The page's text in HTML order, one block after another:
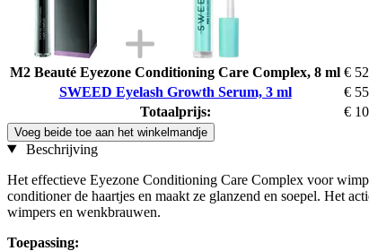
M2 Beauté Eyezone Conditioning Care Complex, 8 ml €
SWEED Eyelash Growth Serum, 3 ml
€
Totaalprijs:
€
Voeg beide toe aan het winkelmandje
Beschrijving
Het effectieve Eyezone Conditioning Care Complex voor
conditioner de haartjes en maakt ze glanzend en soepel. Het
wimpers en wenkbrauwen.
Toepassing: